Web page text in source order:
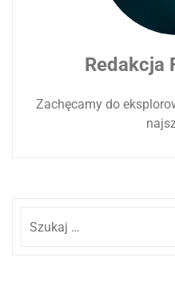
Redakcja
Zachęcamy do